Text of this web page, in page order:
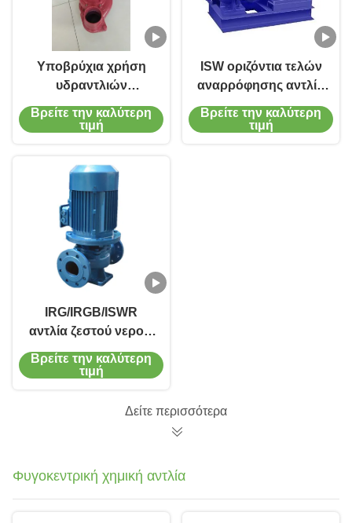
Υποβρύχια χρήση
υδραντλιών
ανοξείδωτου QDX
1.5HP στο καθαρό
Βρείτε την καλύτερη
τιμή
ISW οριζόντια τελών
αναρρόφησης αντλία
μηχανών σκηνικών
σωληνώσεων
Βρείτε την καλύτερη
τιμή
IRG/IRGB/ISWR
αντλία ζεστού νερού,
συστατικά υψηλής
συγκέντρωσης,
τοποθέτηση
Βρείτε την καλύτερη
τιμή
Δείτε περισσότερα
Φυγοκεντρική χημική αντλία